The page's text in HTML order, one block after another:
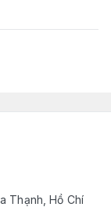
Thạnh, Hồ Chí